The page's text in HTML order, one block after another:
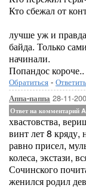
Кто сбежал от
лучше уж и
байда. Только
начинали.
Попандос
Обратиться - Ответить
Аппа-паппа 28-11-
Ответ на комментарий
хвастовства,
винт лет 8 кряду,
равно присел,
колеса, экстази,
Сочинского
женился родил